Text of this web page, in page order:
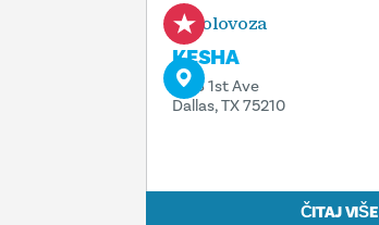
7. kolovoza
KESHA
1818 1st Ave
Dallas, TX 75210
ČITAJ VIŠE